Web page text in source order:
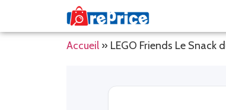
Accueil » LEGO Friends Le Snack